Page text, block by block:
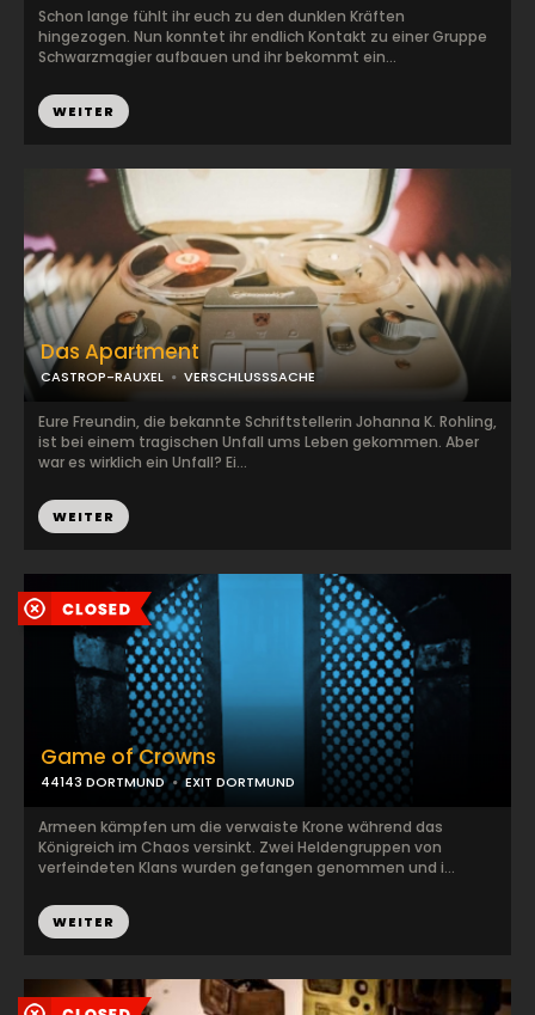
Das Apartment
CASTROP-RAUXEL VERSCHLUSSSACHE
Eure Freundin, die bekannte Schriftstellerin Johanna K. Rohling,
ist bei einem tragischen Unfall ums Leben gekommen. Aber
war es wirklich ein Unfall? Ei...
WEITER
Schon lange fühlt ihr euch zu den dunklen Kräften
hingezogen. Nun konntet ihr endlich Kontakt zu einer Gruppe
Schwarzmagier aufbauen und ihr bekommt ein...
WEITER
Game of Crowns
44143 DORTMUND EXIT DORTMUND
Armeen kämpfen um die verwaiste Krone während das
Königreich im Chaos versinkt. Zwei Heldengruppen von
verfeindeten Klans wurden gefangen genommen und i...
WEITER